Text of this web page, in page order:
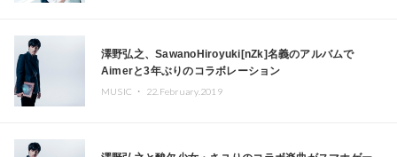
澤野弘之、SawanoHiroyuki[nZk]名義のアルバムで
Aimerと3年ぶりのコラボレーション
MUSIC ・ 22.February.2019